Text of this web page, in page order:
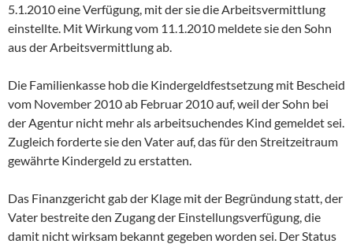
5.1.2010 eine Verfügung, mit der sie die Arbeitsvermittlung
einstellte. Mit Wirkung vom 11.1.2010 meldete sie den Sohn
aus der Arbeitsvermittlung ab.
Die Familienkasse hob die Kindergeldfestsetzung mit Bescheid
vom November 2010 ab Februar 2010 auf, weil der Sohn bei
der Agentur nicht mehr als arbeitsuchendes Kind gemeldet sei.
Zugleich forderte sie den Vater auf, das für den Streitzeitraum
gewährte Kindergeld zu erstatten.
Das Finanzgericht gab der Klage mit der Begründung statt, der
Vater bestreite den Zugang der Einstellungsverfügung, die
damit nicht wirksam bekannt gegeben worden sei. Der Status